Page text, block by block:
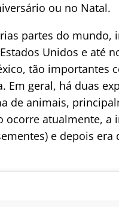
ou no Natal.
partes do mundo,
Unidos e até
tão importantes
Em geral, há duas
de animais,
ocorre atualmente,
e depois